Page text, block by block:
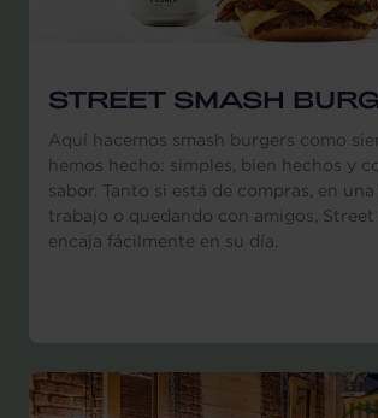
STREET SMASH
Aquí hacemos smash burgers como
hemos hecho: simples, bien hechos y
sabor. Tanto si está de compras, en
trabajo o quedando con amigos, Street
encaja fácilmente en su día.